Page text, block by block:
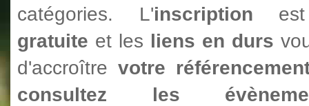
catégories. L'inscription est
gratuite et les liens en durs
d'accroître votre
consultez les